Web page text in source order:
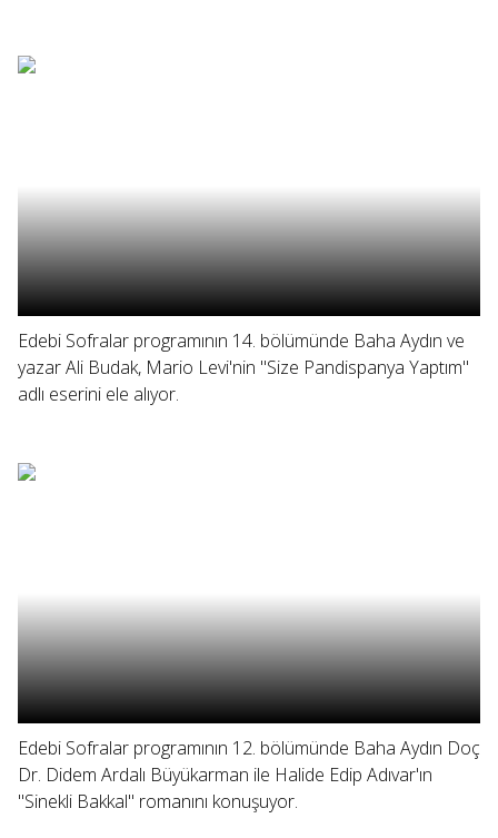
Edebi Sofralar programının 14. bölümünde Baha Aydın ve
yazar Ali Budak, Mario Levi'nin "Size Pandispanya Yaptım"
adlı eserini ele alıyor.
Edebi Sofralar programının 12. bölümünde Baha Aydın Doç
Dr. Didem Ardalı Büyükarman ile Halide Edip Adıvar'ın
"Sinekli Bakkal" romanını konuşuyor.